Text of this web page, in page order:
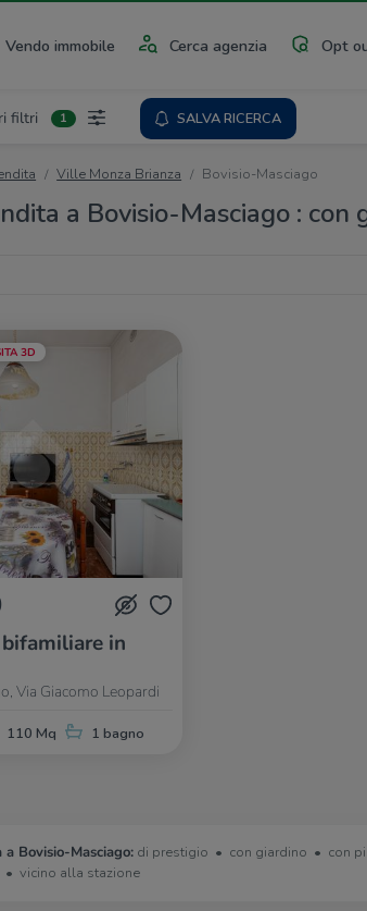
Vendo immobile Cerca agenzia Opt
filtri 1 SALVA RICERCA
Ville Monza Brianza Bovisio-Masciago
a Bovisio-Masciago : con
3D
in
Via Giacomo Leopardi
110 Mq 1 bagno
Bovisio-Masciago: di prestigio con giardino
con
vicino alla stazione